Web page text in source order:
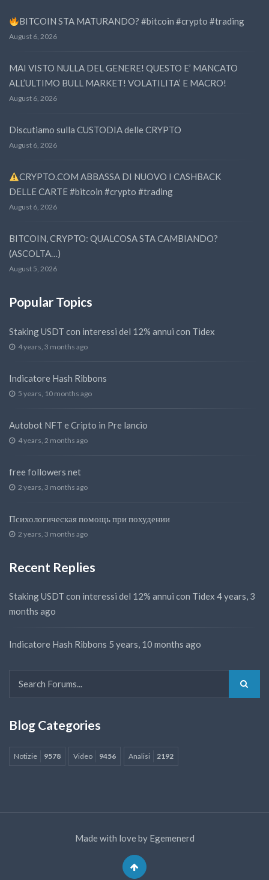
BITCOIN STA MATURANDO? #bitcoin #crypto #trading
August 6, 2026
MAI VISTO NULLA DEL GENERE! QUESTO E’ MANCATO
ALL’ULTIMO BULL MARKET! VOLATILITA’ E MACRO!
August 6, 2026
Discutiamo sulla CUSTODIA delle CRYPTO
August 6, 2026
CRYPTO.COM ABBASSA DI NUOVO I CASHBACK
DELLE CARTE #bitcoin #crypto #trading
August 6, 2026
BITCOIN, CRYPTO: QUALCOSA STA CAMBIANDO?
(ASCOLTA…)
August 5, 2026
Popular Topics
Staking USDT con interessi del 12% annui con Tidex
4 years, 3 months ago
Indicatore Hash Ribbons
5 years, 10 months ago
Autobot NFT e Cripto in Pre lancio
4 years, 2 months ago
free followers net
2 years, 3 months ago
Психологическая помощь при похудении
2 years, 3 months ago
Recent Replies
Staking USDT con interessi del 12% annui con Tidex 4 years, 3
months ago
Indicatore Hash Ribbons 5 years, 10 months ago
Blog Categories
Notizie 9578 Video 9456 Analisi 2192
Made with love by Egemenerd